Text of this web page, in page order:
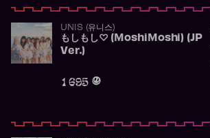
UNIS (유니스)
もしもし♡ (MoshiMoshi) (JP
Ver.)
1 695